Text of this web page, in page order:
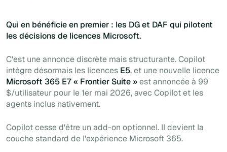
Qui en bénéficie en premier : les DG et DAF qui pilotent
les décisions de licences Microsoft.
C'est une annonce discrète mais structurante. Copilot
intègre désormais les licences E5, et une nouvelle licence
Microsoft 365 E7 « Frontier Suite »est annoncée à 99
$/utilisateur pour le 1er mai 2026, avec Copilot et les
agents inclus nativement.
Copilot cesse d'être un add-on optionnel. Il devient la
couche standard de l'expérience Microsoft 365.